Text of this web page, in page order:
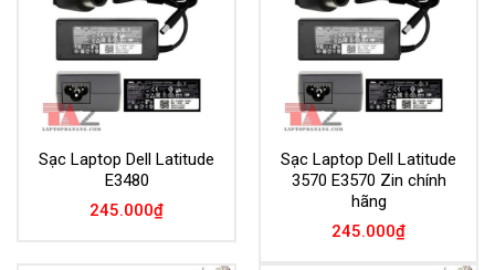
Sạc Laptop Dell Latitude
E3480
245.000₫
Sạc Laptop Dell Latitude
3570 E3570 Zin chính
hãng
245.000₫